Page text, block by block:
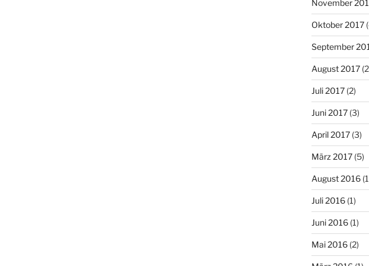
November
Oktober 2017
September
August 2017
Juli 2017(2)
Juni 2017(3)
April 2017(3)
März 2017(5)
August 2016
Juli 2016(1)
Juni 2016(1)
Mai 2016(2)